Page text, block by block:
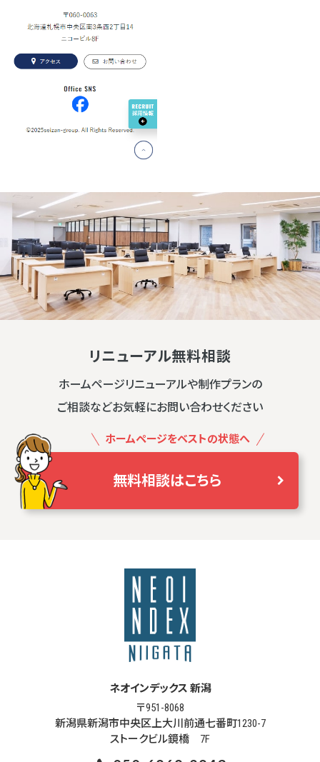
リニューアル無料相談
ホームページリニューアルや制作プランの
ご相談などお気軽にお問い合わせください
ホームページをベストの状態へ
無料相談はこちら
ネオインデックス 新潟
〒951-8068
新潟県新潟市中央区上大川前通七番町1230-7
ストークビル鏡橋 7F